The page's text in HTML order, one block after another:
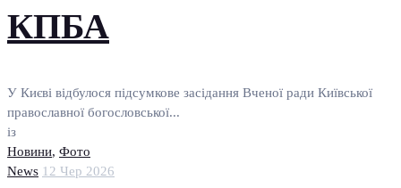
КПБА
У Києві відбулося підсумкове засідання Вченої ради Київської
православної богословської...
із
Новини, Фото
News 12 Чер 2026